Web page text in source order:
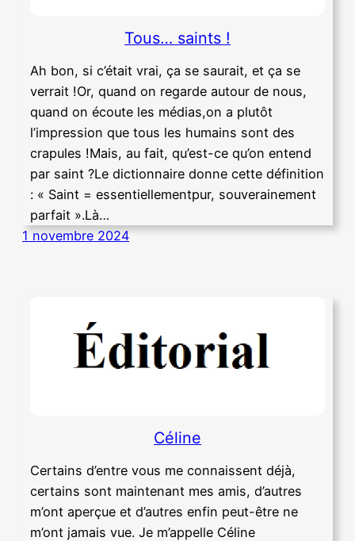
Tous… saints !
Ah bon, si c’était vrai, ça se saurait, et ça se
verrait !Or, quand on regarde autour de nous,
quand on écoute les médias,on a plutôt
l’impression que tous les humains sont des
crapules !Mais, au fait, qu’est-ce qu’on entend
par saint ?Le dictionnaire donne cette définition
: « Saint = essentiellementpur, souverainement
parfait ».Là…
1 novembre 2024
Céline
Certains d’entre vous me connaissent déjà,
certains sont maintenant mes amis, d’autres
m’ont aperçue et d’autres enfin peut-être ne
m’ont jamais vue. Je m’appelle Céline